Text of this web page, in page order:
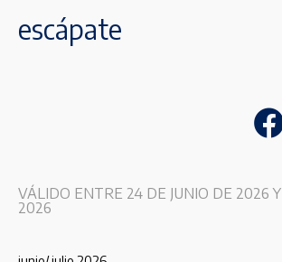
escápate
VÁLIDO ENTRE 24 DE JUNIO DE 2026 Y
2026